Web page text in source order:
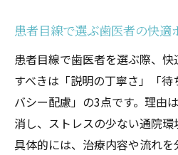
説
池田市の歯医者が行
ト
カウンセリング重視
由
安心して通える歯医
患者目線で選ぶ歯医者の快適
患者目線で歯医者を選ぶ際、
すべきは「説明の丁寧さ」「
バシー配慮」の3点です。理由
消し、ストレスの少ない通院環
具体的には、治療内容や流れ